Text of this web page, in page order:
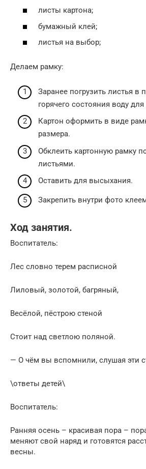
листы картона;
бумажный клей;
листья на выбор;
Делаем рамку:
Заранее погрузить листья в
горячего состояния воду
Картон оформить в виде
размера.
Обклеить картонную рамку
листьями.
Оставить для высыхания.
Закрепить внутри фото
Ход занятия.
Воспитатель:
Лес словно терем расписной
Лиловый, золотой, багряный,
Весёлой, пёстрою стеной
Стоит над светлою поляной.
— О чём вы вспомнили, слушая эти
\ответы детей\
Воспитатель:
Ранняя осень – красивая пора –
меняют свой наряд и готовятся
весны.